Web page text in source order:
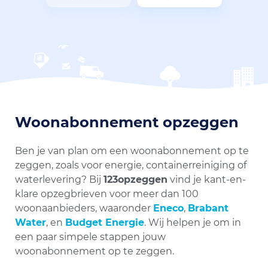
Woonabonnement opzeggen
Ben je van plan om een woonabonnement op te
zeggen, zoals voor energie, containerreiniging of
waterlevering? Bij 123opzeggen vind je kant-en-
klare opzegbrieven voor meer dan 100
woonaanbieders, waaronder Eneco, Brabant
Water, en Budget Energie. Wij helpen je om in
een paar simpele stappen jouw
woonabonnement op te zeggen.